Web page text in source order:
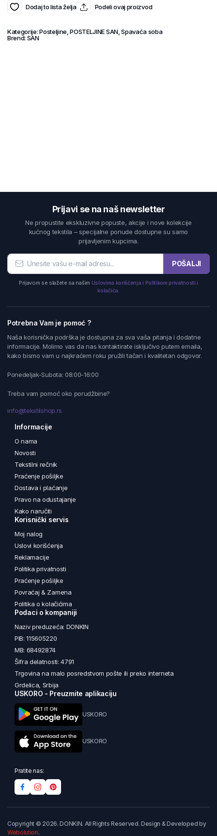
Dodaj to lista želja Podeli ovaj proizvod
Kategorije:Posteljine ,POSTELJINE SAN,Spavaća soba
Brend: SAN
Prijavi se na naš newsletter
Ne propustite ekskluzivne popuste, akcije i nove kolekcije
kućnog tekstila – specijalne ponude dostupne su samo
prijavljenim kupcima.
POŠALJI
Prijavom se slažete sa našim Uslovima korišćenja i Politikom privatnosti i
kolačića.
Potrebna Vam je pomoć ?
Naša korisnička podrška je dostupna za sva vaša pitanja i dodatne
informacije. Molimo vas da nas kontaktirate isključivo putem emaila,
kako bismo vam u najkraćem roku pružili tačan i kvalitetan odgovor.
Ponedeljak-Subota: 08:00-16:00
Treba vam pomoć oko porudžbine?
info@tekstilshop.rs
Informacije
O nama
Novosti
Tekstilni rečnik
Praćenje pošiljke
Dostava i plaćanje
Pravo na odustajanje
Kako naručiti
Korisnički servis
Moj nalog
Uslovi korišćenja
Reklamacije
Politika privatnosti
Praćenje pošiljke
Povraćaj & Zamena
Politika o kolačićima
Podaci o kompaniji
Naziv preduzeća: DONKIN
PIB: 115605220
MB: 68492874
Šifra delatnosti: 4791
Trgovina na malo posredstvom pošte ili preko interneta
Grdelica, Srbija
USKORO - Preuzmite aplikaciju
USKORO
USKORO
Pratite nas:
Copyright © 2026. DONKIN. All Rights Reserved. Design & Developed by
Webolution.